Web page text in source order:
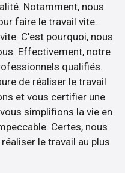
Notamment, nous
faire le travail vite.
C’est pourquoi, nous
Effectivement, notre
qualifiés.
de réaliser le travail
et vous certifier une
simplifions la vie en
Certes, nous
le travail au plus